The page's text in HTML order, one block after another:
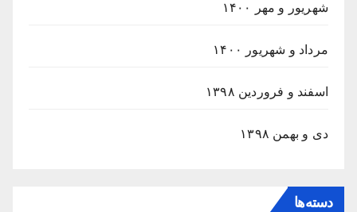
شهریور و مهر ۱۴۰۰
مرداد و شهریور ۱۴۰۰
اسفند و فروردین ۱۳۹۸
دی و بهمن ۱۳۹۸
دسته‌ها